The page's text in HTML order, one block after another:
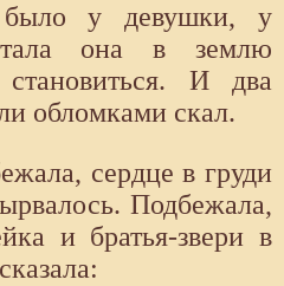
было у девушки, у
она в землю
И два
обломками скал.
сердце в груди
Подбежала,
и братья-звери в